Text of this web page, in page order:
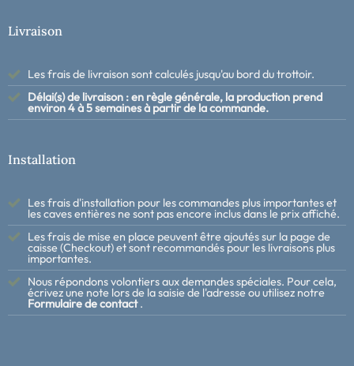
Livraison
Les frais de livraison sont calculés jusqu'au bord du trottoir.
Délai(s) de livraison : en règle générale, la production prend
environ 4 à 5 semaines à partir de la commande.
Installation
Les frais d'installation pour les commandes plus importantes et
les caves entières ne sont pas encore inclus dans le prix affiché.
Les frais de mise en place peuvent être ajoutés sur la page de
caisse (Checkout) et sont recommandés pour les livraisons plus
importantes.
Nous répondons volontiers aux demandes spéciales. Pour cela,
écrivez une note lors de la saisie de l'adresse ou utilisez notre
Formulaire de contact .